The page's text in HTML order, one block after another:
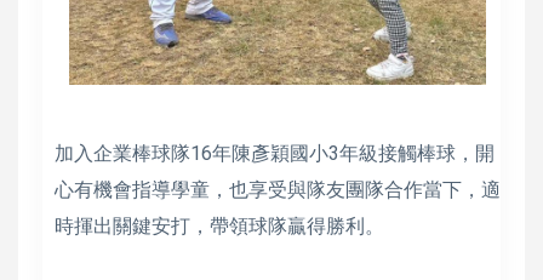
加入企業棒球隊16年陳彥穎國小3年級接觸棒球，開
心有機會指導學童，也享受與隊友團隊合作當下，適
時揮出關鍵安打，帶領球隊贏得勝利。